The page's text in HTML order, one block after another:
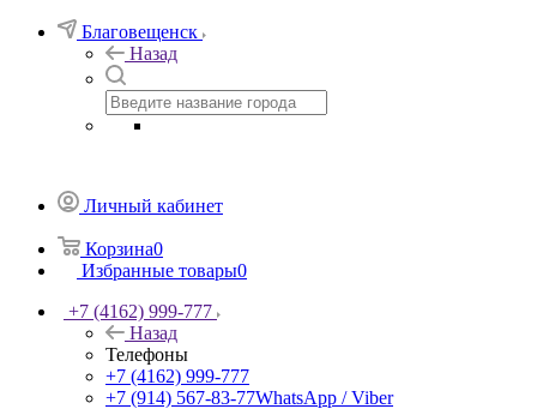
Благовещенск
Назад
Личный кабинет
Корзина0
Избранные товары0
+7 (4162) 999-777
Назад
Телефоны
+7 (4162) 999-777
+7 (914) 567-83-77WhatsApp / Viber